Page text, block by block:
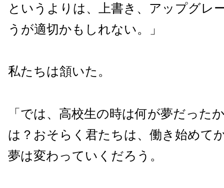
というよりは、上書き、アップグレ
うが適切かもしれない。」
私たちは頷いた。
「では、高校生の時は何が夢だった
は？おそらく君たちは、働き始めて
夢は変わっていくだろう。